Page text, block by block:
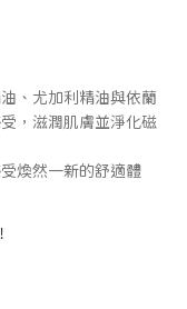
、尤加利精油與依蘭
，滋潤肌膚並淨化磁
煥然一新的舒適體